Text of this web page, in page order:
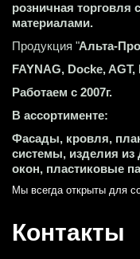
розничная
материалами.
Продукция "Альта-
FAYNAG, Docke,
Работаем с 2007г.
В ассортименте:
Фасады, кровля,
системы, изделия
окон, пластиковые
Мы всегда открыты для
Контакты